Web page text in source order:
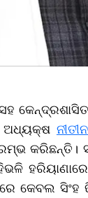
ଅଧ୍ୟକ୍ଷ
କରିଛନ୍ତି।
ହରିୟାଣାରେ
କେବଲ